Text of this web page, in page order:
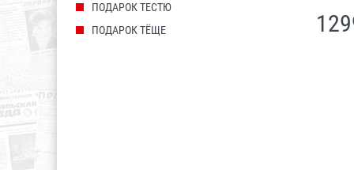
ПОДАРОК ТЕСТЮ
ПОДАРОК ТЁЩЕ